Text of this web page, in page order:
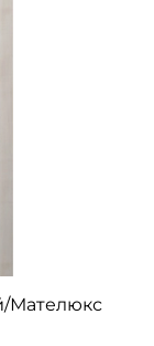
Мателюкс